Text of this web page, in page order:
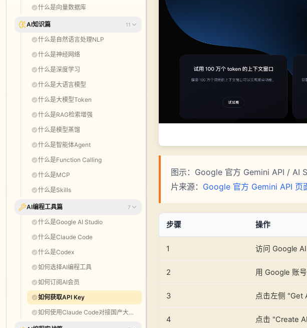
什么是向量数据库
AI知识篇 11
什么是自然语言处理NLP
什么是神经网络
什么是深度学习
什么是大语言模型
什么是大模型Token
什么是RAG检索增强
什么是模型蒸馏
什么是智能体Agent
什么是Function Calling
什么是MCP
什么是Skills
AI编程工具篇 7
什么是Google AI Studio
什么是Claude Code
什么是Codex
如何选择AI编程工具
如何订阅AI会员
如何获取API Key
如何使用Claude Code对接国产大模型
图示：Google 官方 Gemini API / AI
片来源： Google 官方 Gemini API 页
步骤 操作
1 访问 Google
2 用 Google 账
3 点击左侧 "Get
4 点击 "Create